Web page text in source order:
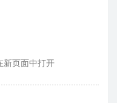
新页面中打开